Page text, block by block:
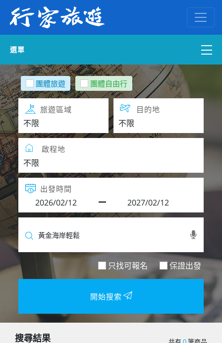
選單
國內外訂房
自組一團
中南部出發
國內旅遊
ENGLISH WEB
團體旅遊 團體自由行
旅遊區域 目的地
啟程地
出發時間
只找可報名 保證出發
開始搜索
搜尋結果